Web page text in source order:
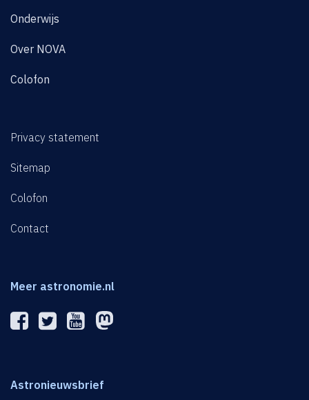
Onderwijs
Over NOVA
Colofon
Privacy statement
Sitemap
Colofon
Contact
Meer astronomie.nl
Astronieuwsbrief